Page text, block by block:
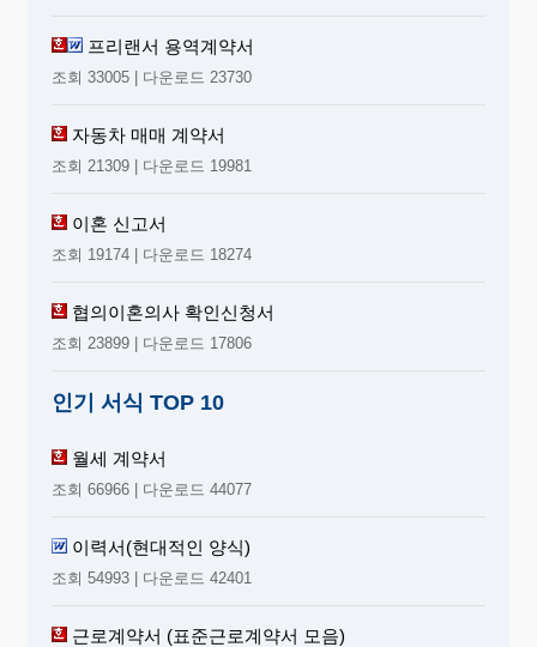
프리랜서 용역계약서
조회 33005 | 다운로드 23730
자동차 매매 계약서
조회 21309 | 다운로드 19981
이혼 신고서
조회 19174 | 다운로드 18274
협의이혼의사 확인신청서
조회 23899 | 다운로드 17806
인기 서식 TOP 10
월세 계약서
조회 66966 | 다운로드 44077
이력서(현대적인 양식)
조회 54993 | 다운로드 42401
근로계약서 (표준근로계약서 모음)